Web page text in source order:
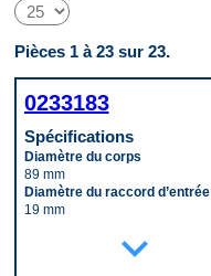
Pièces 1 à 23 sur 23.
0233183
Spécifications
Diamètre du corps
89 mm
Diamètre du raccord d’entrée
19 mm
expand_more